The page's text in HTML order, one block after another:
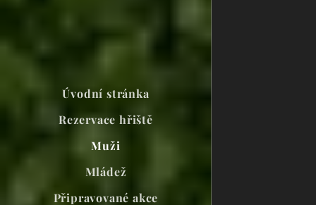
Úvodní stránka
Rezervace hřiště
Muži
Mládež
Připravované akce